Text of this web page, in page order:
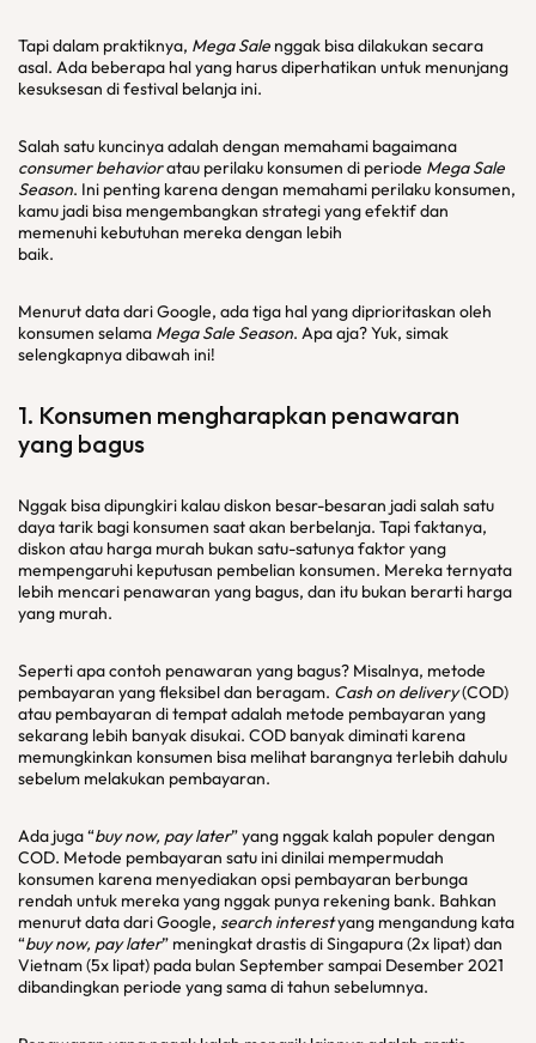
Tapi dalam praktiknya, Mega Sale nggak bisa dilakukan secara
asal. Ada beberapa hal yang harus diperhatikan untuk menunjang
kesuksesan di festival belanja ini.
Salah satu kuncinya adalah dengan memahami bagaimana
consumer behavioratau perilaku konsumen di periode Mega Sale
Season. Ini penting karena dengan memahami perilaku konsumen,
kamu jadi bisa mengembangkan strategi yang efektif dan
memenuhi kebutuhan mereka dengan lebih
Menurut data dari Google, ada tiga hal yang diprioritaskan oleh
konsumen selama Mega Sale Season. Apa aja? Yuk, simak
selengkapnya dibawah ini!
1. Konsumen mengharapkan penawaran
yang bagus
Nggak bisa dipungkiri kalau diskon besar-besaran jadi salah satu
daya tarik bagi konsumen saat akan berbelanja. Tapi faktanya,
diskon atau harga murah bukan satu-satunya faktor yang
mempengaruhi keputusan pembelian konsumen. Mereka ternyata
lebih mencari penawaran yang bagus, dan itu bukan berarti harga
yang murah.
Seperti apa contoh penawaran yang bagus? Misalnya, metode
pembayaran yang fleksibel dan beragam. Cash on delivery(COD)
atau pembayaran di tempat adalah metode pembayaran yang
sekarang lebih banyak disukai. COD banyak diminati karena
memungkinkan konsumen bisa melihat barangnya terlebih dahulu
sebelum melakukan pembayaran.
Ada juga “buy now, pay later” yang nggak kalah populer dengan
COD. Metode pembayaran satu ini dinilai mempermudah
konsumen karena menyediakan opsi pembayaran berbunga
rendah untuk mereka yang nggak punya rekening bank. Bahkan
menurut data dari Google, search interestyang mengandung kata
“buy now, pay later” meningkat drastis di Singapura (2x lipat) dan
Vietnam (5x lipat) pada bulan September sampai Desember 2021
dibandingkan periode yang sama di tahun sebelumnya.